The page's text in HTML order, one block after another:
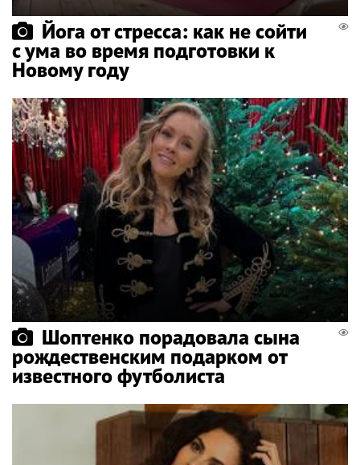
Йога от стресса: как не сойти
с ума во время подготовки к
Новому году
Шоптенко порадовала сына
рождественским подарком от
известного футболиста